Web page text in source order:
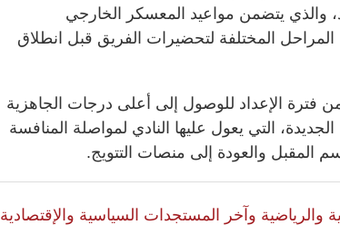
والذي يتضمن مواعيد المعسكر الخارجي
المراحل المختلفة لتحضيرات الفريق قبل انطلاق
فترة الإعداد للوصول إلى أعلى درجات الجاهزية
الجديدة، التي يعول عليها النادي لمواصلة المنافسة
المقبل والعودة إلى منصات التتويج.
والرياضية وآخر المستجدات السياسية والإقتصادية